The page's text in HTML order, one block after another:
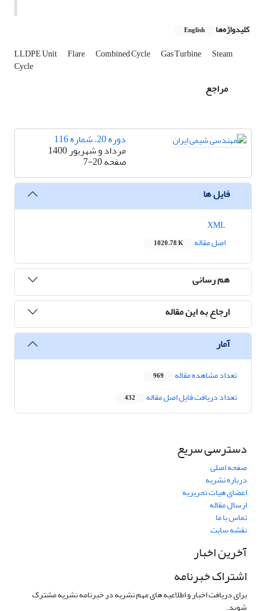
کلیدواژه‌ها English
LLDPE Unit Flare Combined Cycle Gas Turbine Steam
Cycle
مراجع
دوره 20، شماره 116
مرداد و شهریور 1400
صفحه7-20
فایل ها
اصل مقاله
1020.78 K
هم رسانی
ارجاع به این مقاله
آمار
تعداد مشاهده مقاله 969
تعداد دریافت فایل اصل مقاله 432
دسترسی سریع
صفحه اصلی
درباره نشریه
اعضای هیات تحریریه
ارسال مقاله
تماس با ما
نقشه سایت
آخرین اخبار
اشتراک خبرنامه
برای دریافت اخبار و اطلاعیه های مهم نشریه در خبرنامه نشریه مشترک
شوید.